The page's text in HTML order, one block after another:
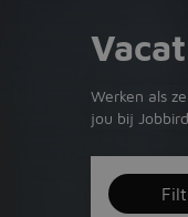
Werken als
jou bij Jobbird.